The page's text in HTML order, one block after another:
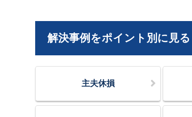
解決事例をポイント別に見る
主夫休損